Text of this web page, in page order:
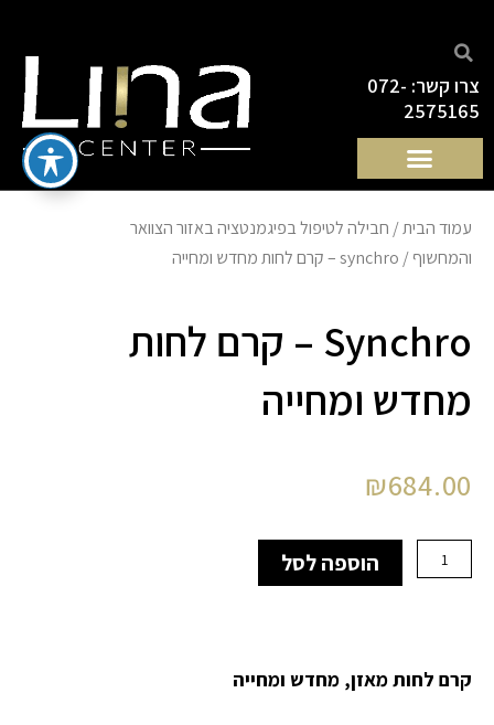
צרו קשר: 072-
2575165
עמוד הבית/ חבילה לטיפול בפיגמנטציה באזור הצוואר
והמחשוף/ synchro – קרם לחות מחדש ומחייה
Synchro – קרם לחות
מחדש ומחייה
₪684.00
כמות
synchro
מחדש
הוספה לסל
קרם לחות מאזן, מחדש ומחייה